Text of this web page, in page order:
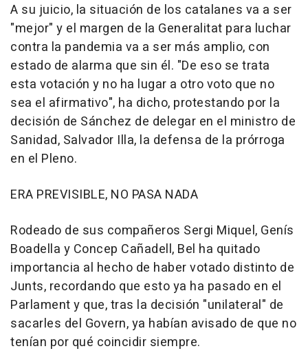
A su juicio, la situación de los catalanes va a ser
"mejor" y el margen de la Generalitat para luchar
contra la pandemia va a ser más amplio, con
estado de alarma que sin él. "De eso se trata
esta votación y no ha lugar a otro voto que no
sea el afirmativo", ha dicho, protestando por la
decisión de Sánchez de delegar en el ministro de
Sanidad, Salvador Illa, la defensa de la prórroga
en el Pleno.
ERA PREVISIBLE, NO PASA NADA
Rodeado de sus compañeros Sergi Miquel, Genís
Boadella y Concep Cañadell, Bel ha quitado
importancia al hecho de haber votado distinto de
Junts, recordando que esto ya ha pasado en el
Parlament y que, tras la decisión "unilateral" de
sacarles del Govern, ya habían avisado de que no
tenían por qué coincidir siempre.